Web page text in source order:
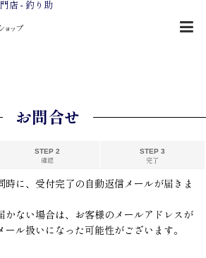
店 - 釣り助
お問合せ
STEP 2
確認
STEP 3
完了
時に、受付完了の自動返信メールが届きま
かない場合は、お客様のメールアドレスが
ール扱いになった可能性がございます。